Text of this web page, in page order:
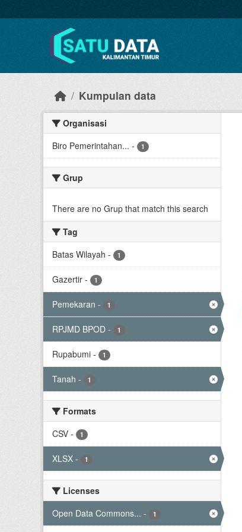
Kumpulan data
Organisasi
Biro Pemerintahan... - 1
Grup
There are no Grup that match this search
Tag
Batas Wilayah - 1
Gazertir - 1
Pemekaran - 1
RPJMD BPOD - 1
Rupabumi - 1
Tanah - 1
Formats
CSV - 1
XLSX - 1
Licenses
Open Data Commons... - 1